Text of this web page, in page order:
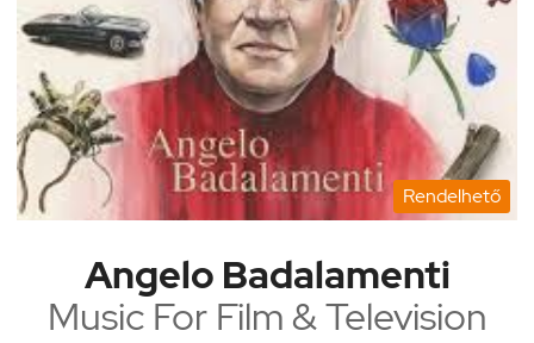
Rendelhető
Angelo Badalamenti
Music For Film & Television